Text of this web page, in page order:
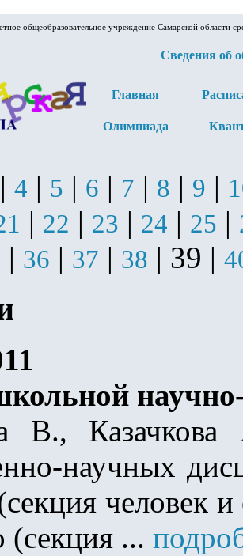
общеобразовательное учреждение Самарской области
Сведения об
Главная
Олимпиада
| 4 | 5 | 6 | 7 | 8 | 9 |
| 22 | 23 | 24 | 25 |
| 36 | 37 | 38 | 39 |
В.,
научных
человек
(секция ...